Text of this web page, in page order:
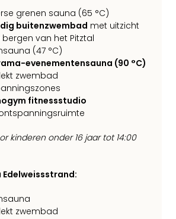
grenen sauna (65 °C)
buitenzwembad met uitzicht
van het Pitztal
(47 °C)
evenementensauna (90 °C)
zwembad
fitnessstudio
kinderen onder 16 jaar tot 14:00
Edelweissstrand:
zwembad